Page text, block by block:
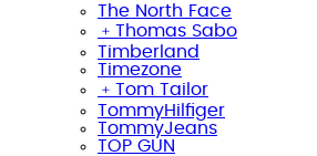
The North Face
﹢ Thomas Sabo
Timberland
Timezone
﹢ Tom Tailor
TommyHilfiger
TommyJeans
TOP GUN